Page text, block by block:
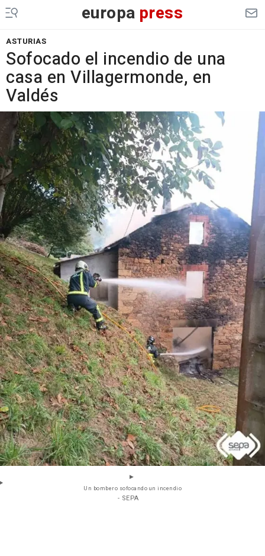
europa press
ASTURIAS
Sofocado el incendio de una
casa en Villagermonde, en
Valdés
Un bombero sofocando un incendio
- SEPA